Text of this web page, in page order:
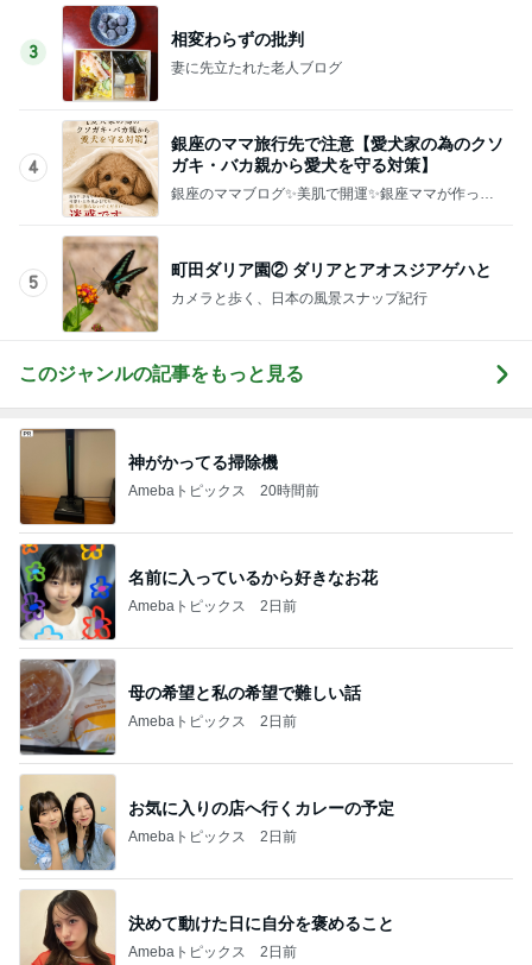
3
相変わらずの批判
妻に先立たれた老人ブログ
4
銀座のママ旅行先で注意【愛犬家の為のクソ
ガキ・バカ親から愛犬を守る対策】
銀座のママブログ✨美肌で開運✨銀座ママが作った
5
町田ダリア園② ダリアとアオスジアゲハと
カメラと歩く、日本の風景スナップ紀行
このジャンルの記事をもっと見る
神がかってる掃除機
Amebaトピックス 20時間前
名前に入っているから好きなお花
Amebaトピックス 2日前
母の希望と私の希望で難しい話
Amebaトピックス 2日前
お気に入りの店へ行くカレーの予定
Amebaトピックス 2日前
決めて動けた日に自分を褒めること
Amebaトピックス 2日前